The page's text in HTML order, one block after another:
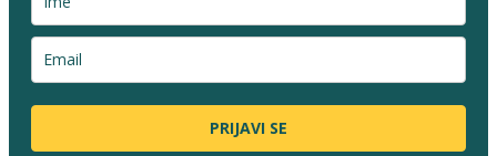
PRIJAVI SE